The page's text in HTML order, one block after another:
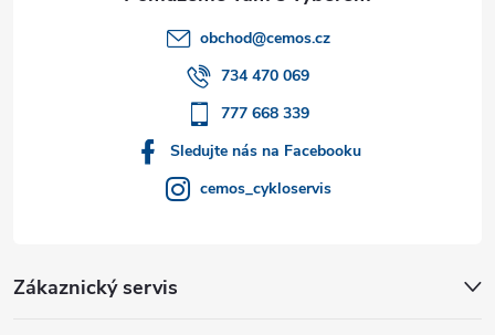
obchod@cemos.cz
734 470 069
777 668 339
Sledujte nás na Facebooku
cemos_cykloservis
Zákaznický servis